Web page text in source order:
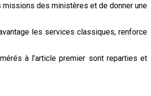
missions des ministères et de donner une
les services classiques, renforce
à l’article premier sont reparties et